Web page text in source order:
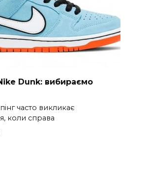
Dunk: вибираємо
часто викликає
коли справа